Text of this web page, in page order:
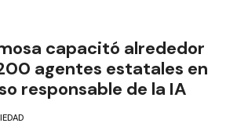
capacitó alrededor
agentes estatales en
responsable de la IA